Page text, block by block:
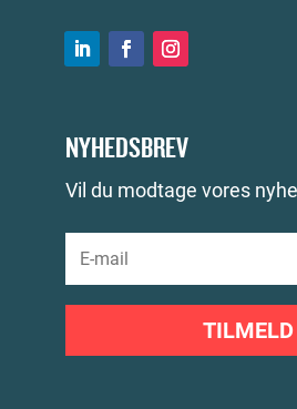
NYHEDSBREV
Vil du modtage vores
TILMELD